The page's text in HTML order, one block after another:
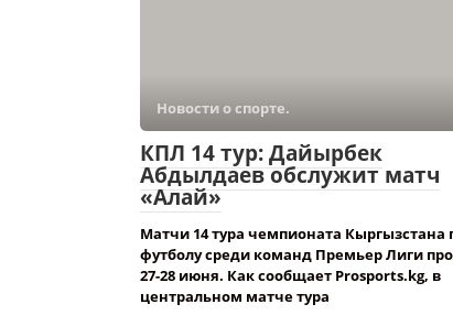
Новости о спорте.
КПЛ 14 тур: Дайырбек
Абдылдаев обслужит матч
«Алай»
Матчи 14 тура чемпионата Кыргызстана
футболу среди команд Премьер Лиги
27-28 июня. Как сообщает Prosports.kg, в
центральном матче тура